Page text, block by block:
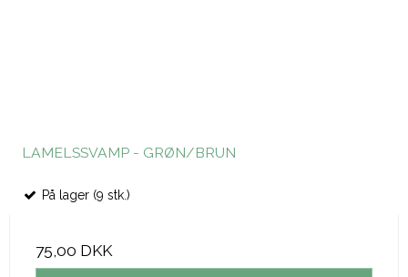
LAMELSSVAMP - GRØN/BRUN
På lager (9 stk.)
75,00 DKK